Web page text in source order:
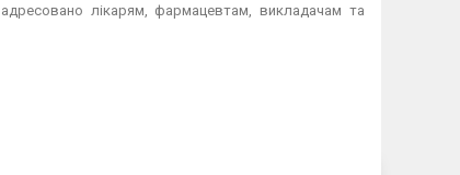
адресовано лікарям, фармацевтам, викладачам та